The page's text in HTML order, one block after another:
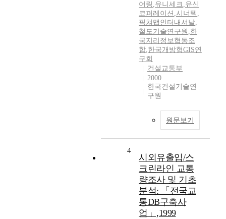
어링 ,유니세크,유신
코퍼레이션 ,시너텍 ,
픽쳐맵인터내셔날,
철도기술연구원 ,한
국지리정보협동조
합,한국개방형GIS연
구회
건설교통부
2000
한국건설기술연
구원
원문보기
4
시외유출입/스
크린라인 교통
량조사 및 기초
분석: 「전국교
통DB구축사
업」,1999